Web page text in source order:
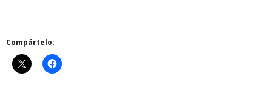
Compártelo: